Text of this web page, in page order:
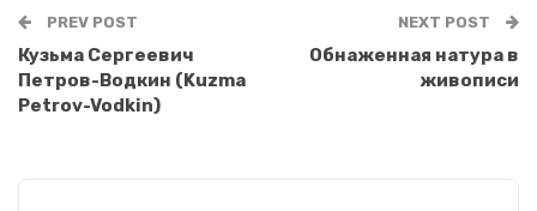
PREV POST
Кузьма Сергеевич
Петров-Водкин (Kuzma
Petrov-Vodkin)
NEXT POST
Обнаженная натура в
живописи